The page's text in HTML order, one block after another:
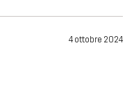
4 ottobre 2024